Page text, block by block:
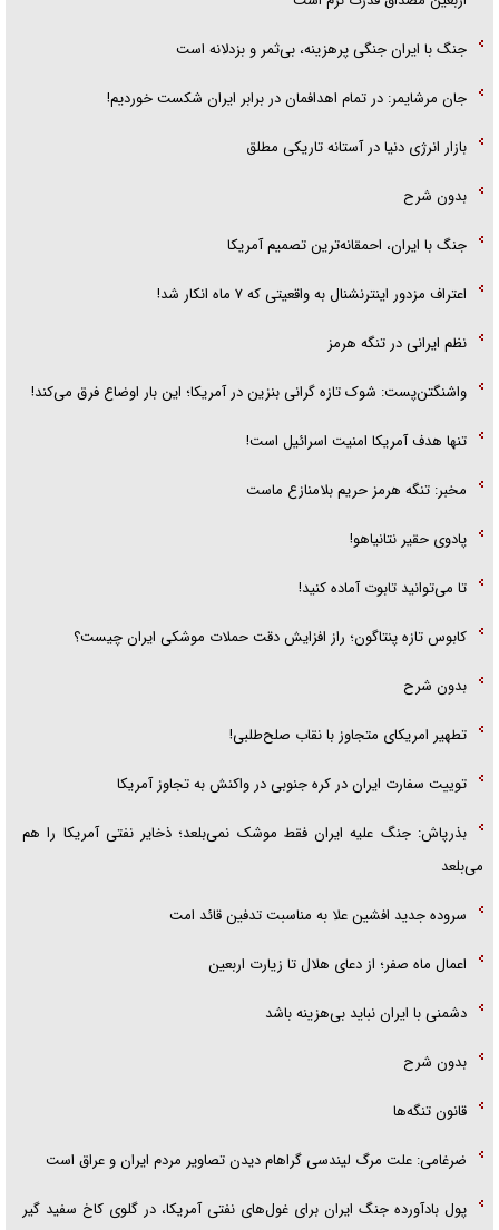
جنگ با ایران جنگی پرهزینه، بی‌ثمر و بزدلانه است
جان مرشایمر: در تمام اهدافمان در برابر ایران شکست خوردیم!
بازار انرژی دنیا در آستانه تاریکی مطلق
بدون شرح
جنگ با ایران، احمقانه‌ترین تصمیم آمریکا
اعتراف مزدور اینترنشنال به واقعیتی که ۷ ماه انکار شد!
نظم ایرانی در تنگه هرمز
واشنگتن‌پست: شوک تازه گرانی بنزین در آمریکا؛ این بار اوضاع فرق می‌کند!
تنها هدف آمریکا امنیت اسرائیل است!
مخبر: تنگه هرمز حریم بلامنازع ماست
پادوی حقیر نتانیاهو!
تا می‌توانید تابوت آماده کنید!
کابوس تازه پنتاگون؛ راز افزایش دقت حملات موشکی ایران چیست؟
بدون شرح
تطهیر امریکای متجاوز با نقاب صلح‌طلبی!
توییت سفارت ایران در کره جنوبی در واکنش به تجاوز آمریکا
بذرپاش: ‏جنگ علیه ایران فقط موشک نمی‌بلعد؛ ذخایر نفتی آمریکا را هم
می‌بلعد
سروده جدید افشین علا به مناسبت تدفین قائد امت
اعمال ماه صفر؛ از دعای هلال تا زیارت اربعین
دشمنی با ایران نباید بی‌هزینه باشد
بدون شرح
قانون تنگه‌ها
ضرغامی: علت مرگ لیندسی گراهام دیدن تصاویر مردم ایران و عراق است
پول بادآورده جنگ ایران برای غول‌های نفتی آمریکا، در گلوی کاخ سفید گیر